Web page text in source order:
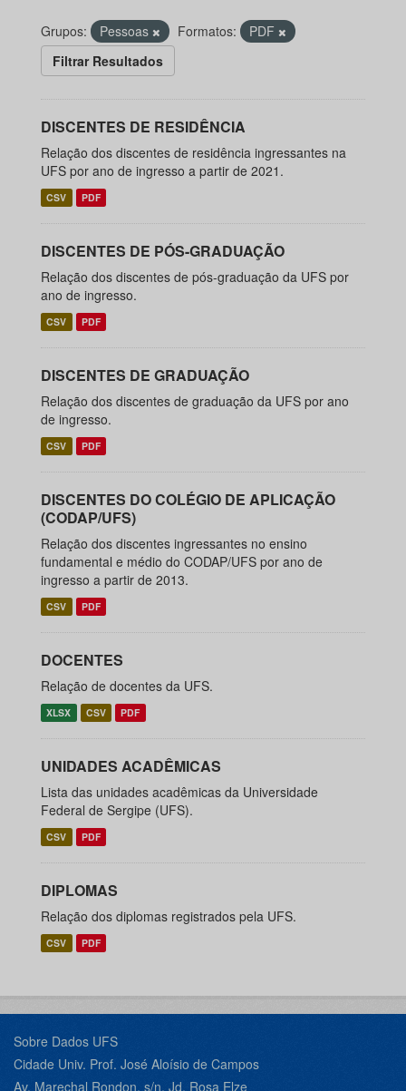
Grupos: Pessoas Formatos:
PDF
Filtrar Resultados
DISCENTES DE RESIDÊNCIA
Relação dos discentes de residência ingressantes na
UFS por ano de ingresso a partir de 2021.
CSV PDF
DISCENTES DE PÓS-GRADUAÇÃO
Relação dos discentes de pós-graduação da UFS por
ano de ingresso.
CSV PDF
DISCENTES DE GRADUAÇÃO
Relação dos discentes de graduação da UFS por ano
de ingresso.
CSV PDF
DISCENTES DO COLÉGIO DE APLICAÇÃO
(CODAP/UFS)
Relação dos discentes ingressantes no ensino
fundamental e médio do CODAP/UFS por ano de
ingresso a partir de 2013.
CSV PDF
DOCENTES
Relação de docentes da UFS.
XLSX CSV PDF
UNIDADES ACADÊMICAS
Lista das unidades acadêmicas da Universidade
Federal de Sergipe (UFS).
CSV PDF
DIPLOMAS
Relação dos diplomas registrados pela UFS.
CSV PDF
Sobre Dados UFS
Cidade Univ. Prof. José Aloísio de Campos
Av. Marechal Rondon, s/n, Jd. Rosa Elze